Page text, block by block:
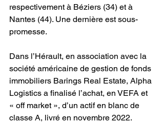
respectivement à Béziers (34) et à
Nantes (44). Une dernière est sous-
promesse.
Dans l’Hérault, en association avec la
société américaine de gestion de fonds
immobiliers Barings Real Estate, Alpha
Logistics a finalisé l’achat, en VEFA et
« off market », d’un actif en blanc de
classe A, livré en novembre 2022.